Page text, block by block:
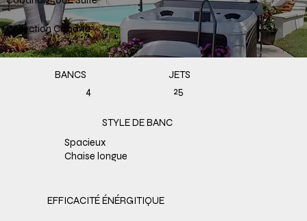
Collection Cabana
BANCS
4
JETS
25
Spacieux
Chaise longue
STYLE DE BANC
EFFICACITÉ ÉNÉRGITIQUE